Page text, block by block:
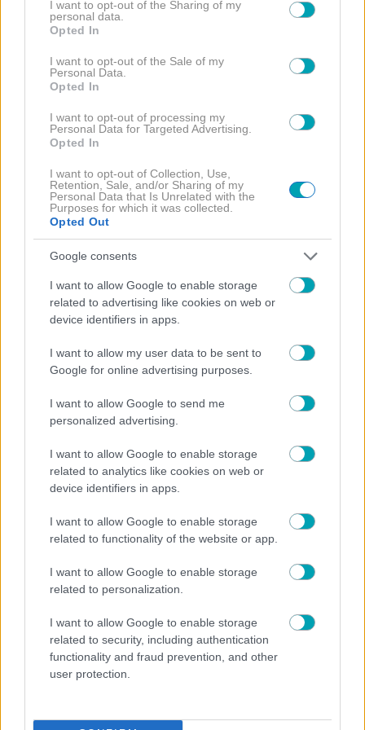
not limited to your visit or usage behaviour. You may click to
grant or deny consent to Google and its third-party tags to
use your data for below specified purposes in below Google
consent section.
I want to opt-out of the Sharing of my
personal data.
Opted In
I want to opt-out of the Sale of my
Personal Data.
Opted In
I want to opt-out of processing my
Personal Data for Targeted Advertising.
Opted In
I want to opt-out of Collection, Use,
Retention, Sale, and/or Sharing of my
Personal Data that Is Unrelated with the
Purposes for which it was collected.
Opted Out
Google consents
I want to allow Google to enable storage
related to advertising like cookies on web or
device identifiers in apps.
I want to allow my user data to be sent to
Google for online advertising purposes.
I want to allow Google to send me
personalized advertising.
I want to allow Google to enable storage
related to analytics like cookies on web or
device identifiers in apps.
I want to allow Google to enable storage
related to functionality of the website or app.
I want to allow Google to enable storage
related to personalization.
I want to allow Google to enable storage
related to security, including authentication
functionality and fraud prevention, and other
user protection.
ΜΕΓΚΑΝ ΝΤΑΙΑΝΑ
ΔΙΑΒΑΣΤΕ
ΠΕΡΙΣΣΟΤΕΡΑ